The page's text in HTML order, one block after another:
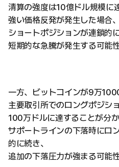
清算の強度は10億ドル規模に
強い価格反発が発生した場合、
ショートポジションが連鎖的
短期的な急騰が発生する可能
一方、ビットコインが9万
主要取引所でのロングポジシ
100万ドルに達することが分か
サポートラインの下落時にロ
的に続き、
追加の下落圧力が強まる可能